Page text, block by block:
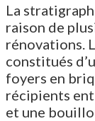
La
raison de
rénovations.
constitués
foyers en
récipients
et une